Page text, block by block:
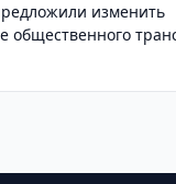
изменить
общественного